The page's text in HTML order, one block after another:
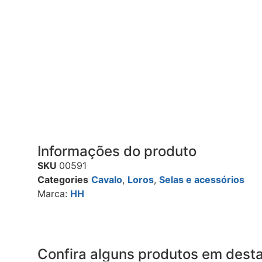
Informações do produto
SKU 00591
Categories Cavalo, Loros, Selas e acessórios
Marca: HH
Confira alguns produtos em